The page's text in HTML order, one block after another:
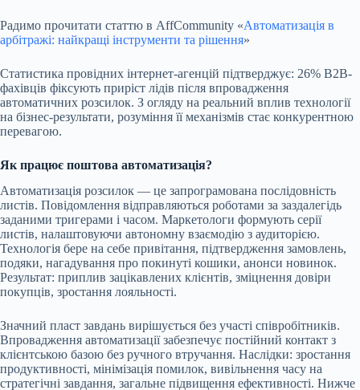
Радимо прочитати статтю в AffCommunity «Автоматизація в
арбітражі: найкращі інструменти та рішення»
Статистика провідних інтернет-агенцій підтверджує: 26% B2B-
фахівців фіксують приріст лідів після впровадження
автоматичних розсилок. З огляду на реальний вплив технології
на бізнес-результати, розуміння її механізмів стає конкурентною
перевагою.
Як працює поштова автоматизація?
Автоматизація розсилок — це запрограмована послідовність
листів. Повідомлення відправляються роботами за заздалегідь
заданими тригерами і часом. Маркетологи формують серії
листів, налаштовуючи автономну взаємодію з аудиторією.
Технологія бере на себе привітання, підтвердження замовлень,
подяки, нагадування про покинуті кошики, анонси новинок.
Результат: приплив зацікавлених клієнтів, зміцнення довіри
покупців, зростання лояльності.
Значний пласт завдань вирішується без участі співробітників.
Впровадження автоматизації забезпечує постійний контакт з
клієнтською базою без ручного втручання. Наслідки: зростання
продуктивності, мінімізація помилок, вивільнення часу на
стратегічні завдання, загальне підвищення ефективності. Нижче